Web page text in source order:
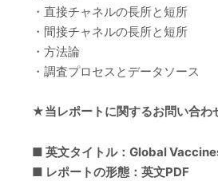
・直接チャネルの長所と短所
・間接チャネルの長所と短所
・方法論
・調査プロセスとデータソース
★当レポートに関するお問い合
■ 英文タイトル：Global
■ レポートの形態：英文PDF